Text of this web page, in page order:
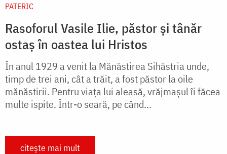
PATERIC
Rasoforul Vasile Ilie, păstor și tânăr
ostaș în oastea lui Hristos
În anul 1929 a venit la Mănăstirea Sihăstria unde,
timp de trei ani, cât a trăit, a fost păstor la oile
mănăstirii. Pentru viaţa lui aleasă, vrăjmaşul îi făcea
multe ispite. Într-o seară, pe când...
citește mai mult